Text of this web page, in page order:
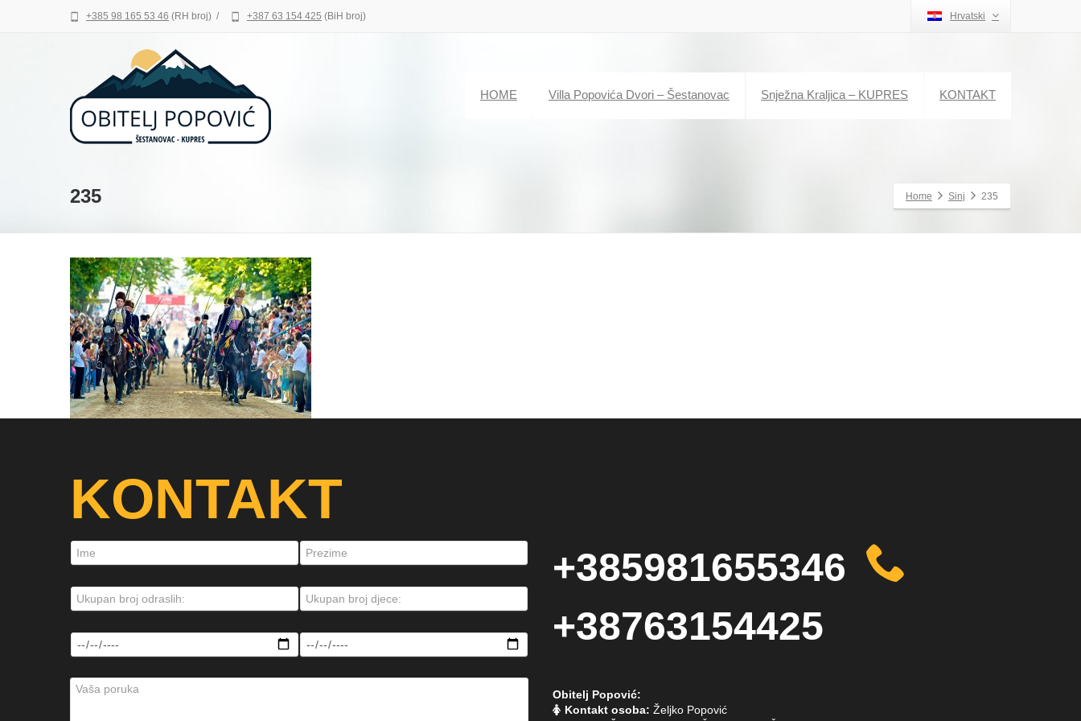
+385 98 165 53 46 (RH broj) / +387 63 154 425 (BiH broj) Hrvatski
HOME Villa Popovića Dvori – Šestanovac Snježna Kraljica – KUPRES KONTAKT
235 Home Sinj 235
KONTAKT
+385981655346
+38763154425
Obitelj Popović:
Kontakt osoba: Željko Popović